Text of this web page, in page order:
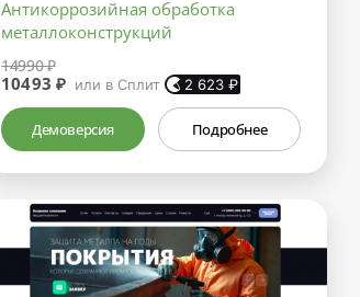
Антикоррозийная обработка
металлоконструкций
14990 ₽
10493 ₽ или в Сплит 2 623 ₽
Демоверсия Подробнее